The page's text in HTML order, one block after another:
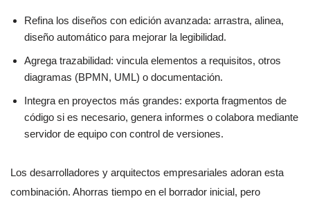
Refina los diseños con edición avanzada: arrastra, alinea,
diseño automático para mejorar la legibilidad.
Agrega trazabilidad: vincula elementos a requisitos, otros
diagramas (BPMN, UML) o documentación.
Integra en proyectos más grandes: exporta fragmentos de
código si es necesario, genera informes o colabora mediante
servidor de equipo con control de versiones.
Los desarrolladores y arquitectos empresariales adoran esta
combinación. Ahorras tiempo en el borrador inicial, pero